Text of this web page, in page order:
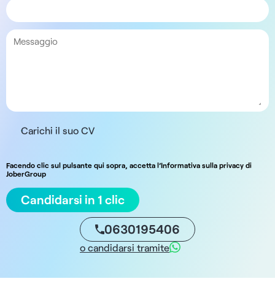
Carichi il suo CV
Facendo clic sul pulsante qui sopra, accetta l’Informativa sulla privacy di
JoberGroup
Candidarsi in 1 clic
0630195406
o candidarsi tramite